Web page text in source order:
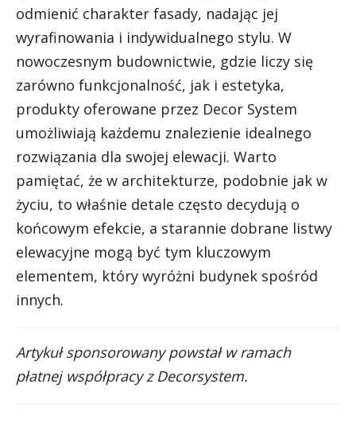
odmienić charakter fasady, nadając jej
wyrafinowania i indywidualnego stylu. W
nowoczesnym budownictwie, gdzie liczy się
zarówno funkcjonalność, jak i estetyka,
produkty oferowane przez Decor System
umożliwiają każdemu znalezienie idealnego
rozwiązania dla swojej elewacji. Warto
pamiętać, że w architekturze, podobnie jak w
życiu, to właśnie detale często decydują o
końcowym efekcie, a starannie dobrane listwy
elewacyjne mogą być tym kluczowym
elementem, który wyróżni budynek spośród
innych.
Artykuł sponsorowany powstał w ramach
płatnej współpracy z Decorsystem.